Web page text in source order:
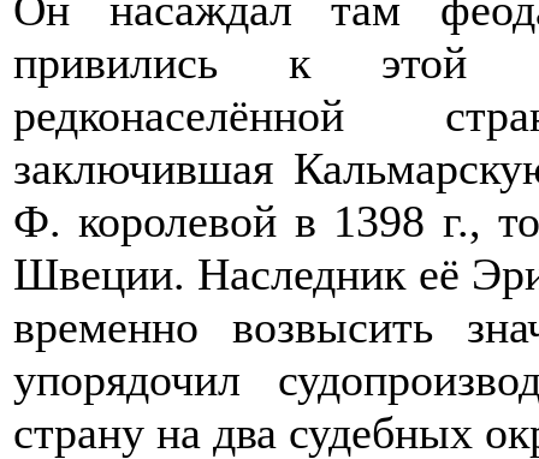
привились к этой
редконаселённой
заключившая
Ф. королевой в 1398 г.,
Швеции. Наследник её
временно возвысить
упорядочил
страну на два судебных